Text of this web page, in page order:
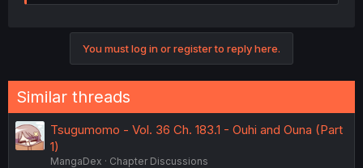
You must log in or register to reply here.
Similar threads
Tsugumomo - Vol. 36 Ch. 183.1 - Ouhi and Ouna (Part
1)
MangaDex
Chapter Discussions